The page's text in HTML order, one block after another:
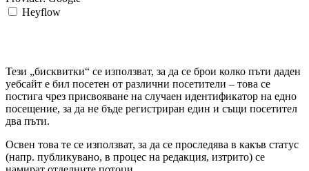
Heyflow
Тези „бисквитки“ се използват, за да се брои колко пъти даден
уебсайт е бил посетен от различни посетители – това се
постига чрез присвояване на случаен идентификатор на едно
посещение, за да не бъде регистриран един и същи посетител
два пъти.
Освен това те се използват, за да се проследява в какъв статус
(напр. публикувано, в процес на редакция, изтрито) се